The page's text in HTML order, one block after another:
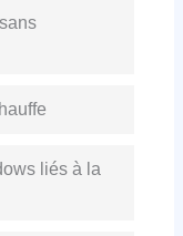
liés à la